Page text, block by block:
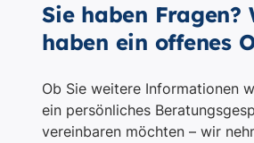
Sie haben Fragen?
haben ein offenes
Ob Sie weitere Informationen
ein persönliches
vereinbaren möchten – wir